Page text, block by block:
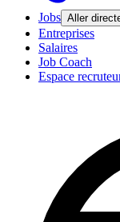
Jobs Aller
Entreprises
Salaires
Job Coach
Espace